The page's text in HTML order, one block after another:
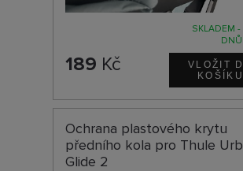
SKLADEM -
189 Kč
Ochrana plastového krytu
předního kola pro Thule
Glide 2